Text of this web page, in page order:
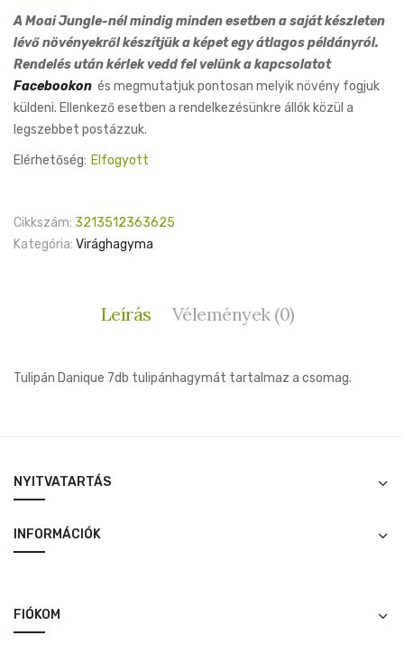
was:
3,000 Ft.
is:
1,500 Ft.
A Moai Jungle-nél mindig minden esetben a saját készleten
lévő növényekről készítjük a képet egy átlagos példányról.
Rendelés után kérlek vedd fel velünk a kapcsolatot
Facebookon és megmutatjuk pontosan melyik növény fogjuk
küldeni. Ellenkező esetben a rendelkezésünkre állók közül a
legszebbet postázzuk.
Elérhetőség: Elfogyott
Cikkszám: 3213512363625
Kategória: Virághagyma
Leírás Vélemények (0)
Tulipán Danique 7db tulipánhagymát tartalmaz a csomag.
NYITVATARTÁS
INFORMÁCIÓK
FIÓKOM